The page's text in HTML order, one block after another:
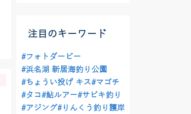
注目のキーワード
#フォトダービー
#浜名湖 新居海釣り公園
#ちょうい投げ キス#マゴチ
#タコ#鮎ルアー#サビキ釣り
#アジング#りんくう釣り護岸